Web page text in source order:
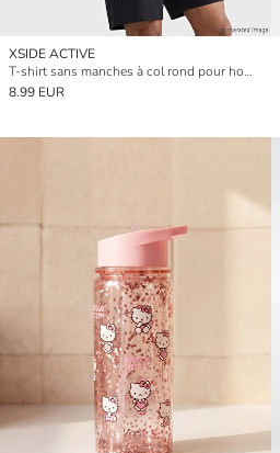
XSIDE ACTIVE
T-shirt sans manches à col rond pour homme
8.99 EUR